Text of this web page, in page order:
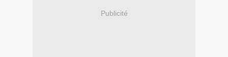
Publicité